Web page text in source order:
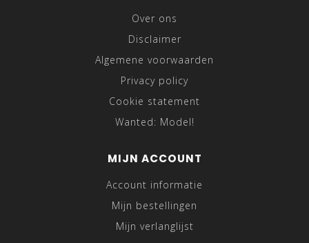
Over ons
Disclaimer
Algemene voorwaarden
Privacy policy
Cookie statement
Wanted: Model!
MIJN ACCOUNT
Account informatie
Mijn bestellingen
Mijn verlanglijst